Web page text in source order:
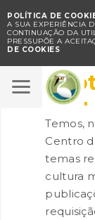
POLÍTICA DE
A SUA EXPERIÊNCIA
CONTINUAÇÃO DA
PRESSUPÕE A
DE COOKIES
Temos,
Centro
temas
cultura